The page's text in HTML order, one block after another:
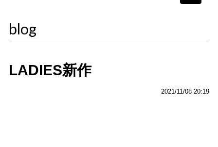
blog
LADIES新作
2021/11/08 20:19